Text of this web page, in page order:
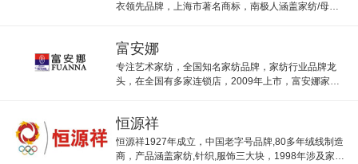
衣领先品牌，上海市著名商标，南极人涵盖家纺/母婴/
富安娜
专注艺术家纺，全国知名家纺品牌，家纺行业品牌龙
头，在全国有多家连锁店，2009年上市，富安娜家纺
恒源祥
恒源祥1927年成立，中国老字号品牌,80多年绒线制造
商，产品涵盖家纺,针织,服饰三大块，1998年涉及家